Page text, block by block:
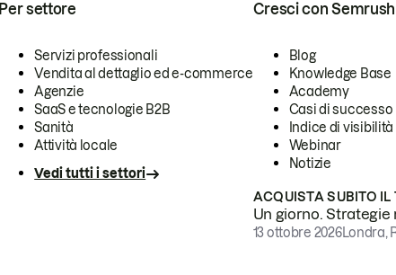
Per settore
Servizi professionali
Vendita al dettaglio ed e-commerce
Agenzie
SaaS e tecnologie B2B
Sanità
Attività locale
Vedi tutti i settori
Cresci con Semrush
Blog
Knowledge Base
Academy
Casi di successo
Indice di visibilità
Webinar
Notizie
ACQUISTA SUBITO IL
Un giorno.
13 ottobre 2026Londra,